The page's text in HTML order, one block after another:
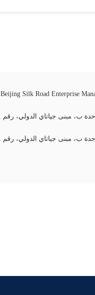
Beijing Silk Road Enterprise
رقم 41، طريق دونغسيهوان تشونغ، منطقة تشاويانغ، بكين
رقم 41، طريق دونغسيهوان تشونغ، منطقة تشاويانغ، بكين